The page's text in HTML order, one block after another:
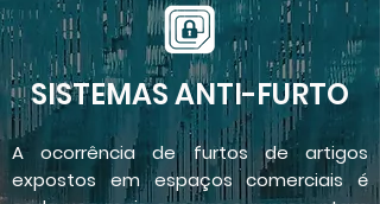
SISTEMAS ANTI-FURTO
A ocorrência de furtos de artigos
expostos em espaços comerciais é